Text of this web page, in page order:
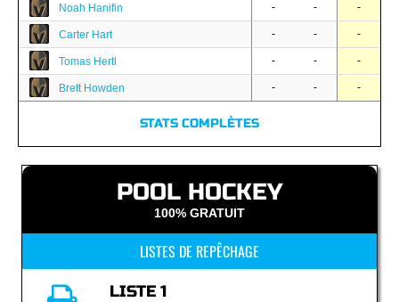
Noah Hanifin - - -
Carter Hart - - -
Tomas Hertl - - -
Brett Howden - - -
STATS COMPLÈTES
POOL HOCKEY
100% GRATUIT
LISTES DE REPÊCHAGE
LISTE 1